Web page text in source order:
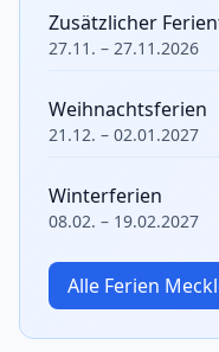
Zusätzlicher
27.11. – 27.11.2026
Weihnachtsferien
21.12. – 02.01.2027
Winterferien
08.02. – 19.02.2027
Alle Ferien